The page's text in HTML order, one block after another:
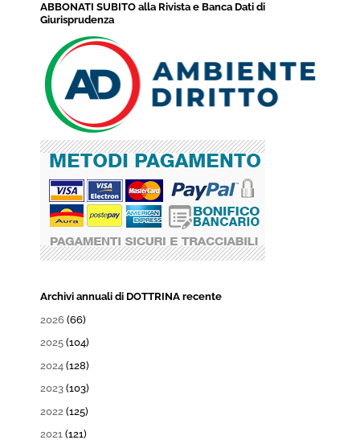
ABBONATI SUBITO alla Rivista e Banca Dati di
Giurisprudenza
Archivi annuali di DOTTRINA recente
2026 (66)
2025 (104)
2024 (128)
2023 (103)
2022 (125)
2021 (121)